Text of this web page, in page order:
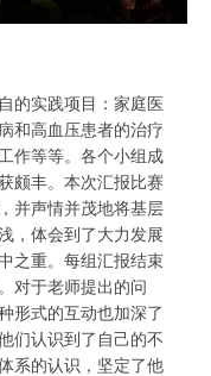
的实践项目：家庭医
和高血压患者的治疗
作等等。各个小组成
颇丰。本次汇报比赛
并声情并茂地将基层
，体会到了大力发展
之重。每组汇报结束
对于老师提出的问
形式的互动也加深了
们认识到了自己的不
系的认识，坚定了他